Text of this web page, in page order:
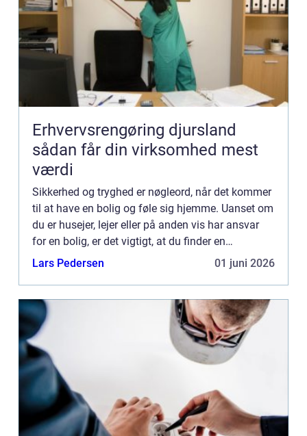
Erhvervsrengøring djursland
sådan får din virksomhed mest
værdi
Sikkerhed og tryghed er nøgleord, når det kommer
til at have en bolig og føle sig hjemme. Uanset om
du er husejer, lejer eller på anden vis har ansvar
for en bolig, er det vigtigt, at du finder en
kompetent og tillidsvækkende låsesmed, der kan
Lars Pedersen 01 juni 2026